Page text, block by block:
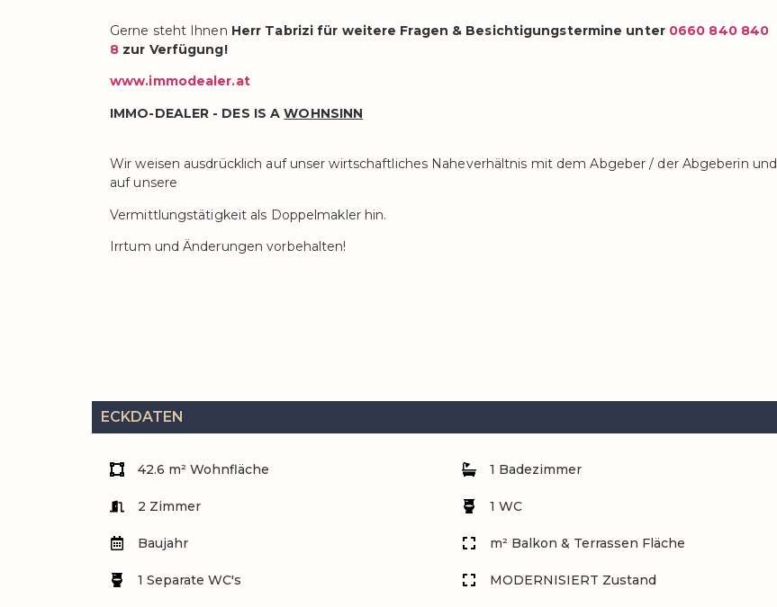
Gerne steht Ihnen Herr Tabrizi für weitere Fragen & Besichtigungstermine unter 0660 840 840
8 zur Verfügung!
www.immodealer.at
IMMO-DEALER - DES IS AWOHNSINN
Wir weisen ausdrücklich auf unser wirtschaftliches Naheverhältnis mit dem Abgeber / der Abgeberin und
auf unsere
Vermittlungstätigkeit als Doppelmakler hin.
Irrtum und Änderungen vorbehalten!
ECKDATEN
42.6 m² Wohnfläche 1 Badezimmer
2 Zimmer 1 WC
Baujahr m² Balkon & Terrassen Fläche
1 Separate WC's MODERNISIERT Zustand